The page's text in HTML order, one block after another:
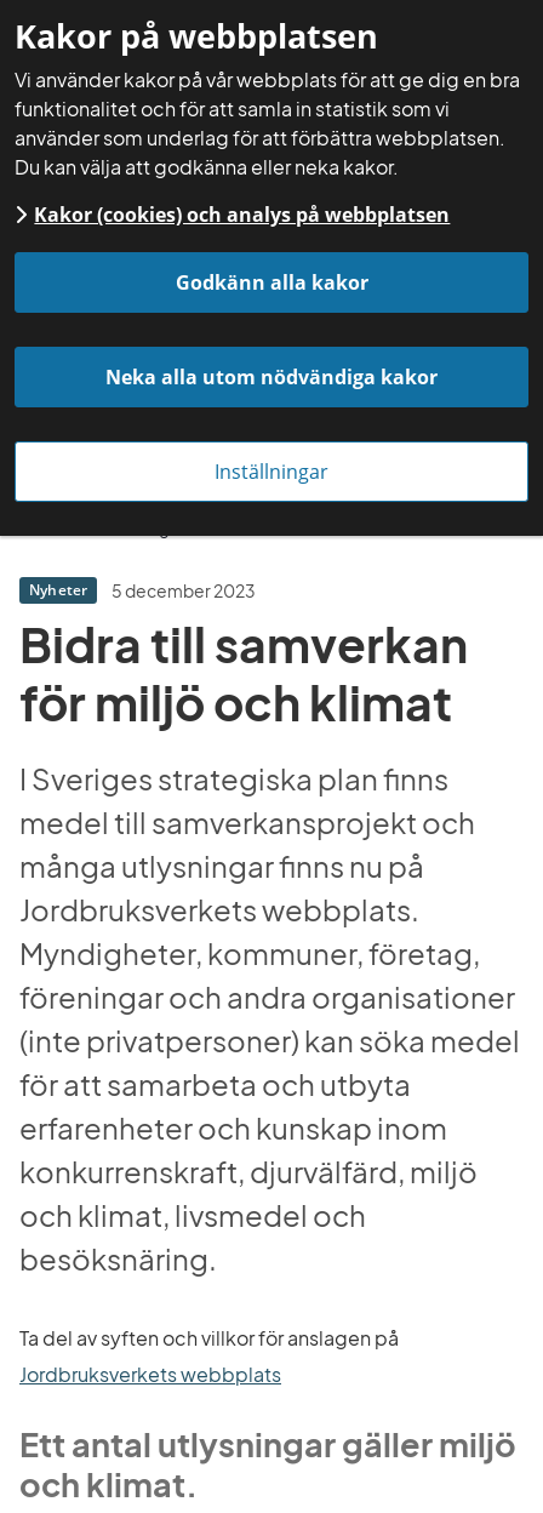
Kakor på webbplatsen
Vi använder kakor på vår webbplats för att ge dig en bra
funktionalitet och för att samla in statistik som vi
använder som underlag för att förbättra webbplatsen.
Du kan välja att godkänna eller neka kakor.
Kakor (cookies) och analys på webbplatsen
Godkänn alla kakor
Neka alla utom nödvändiga kakor
Inställningar
Mina sidor
Startsida Aktuellt Nyheter
Nyheter 5 december 2023
Bidra till samverkan
för miljö och klimat
I Sveriges strategiska plan finns
medel till samverkansprojekt och
många utlysningar finns nu på
Jordbruksverkets webbplats.
Myndigheter, kommuner, företag,
föreningar och andra organisationer
(inte privatpersoner) kan söka medel
för att samarbeta och utbyta
erfarenheter och kunskap inom
konkurrenskraft, djurvälfärd, miljö
och klimat, livsmedel och
besöksnäring.
Jordbruksverkets webbplatsLänk till annan webbplats.
Ett antal utlysningar gäller miljö
och klimat.